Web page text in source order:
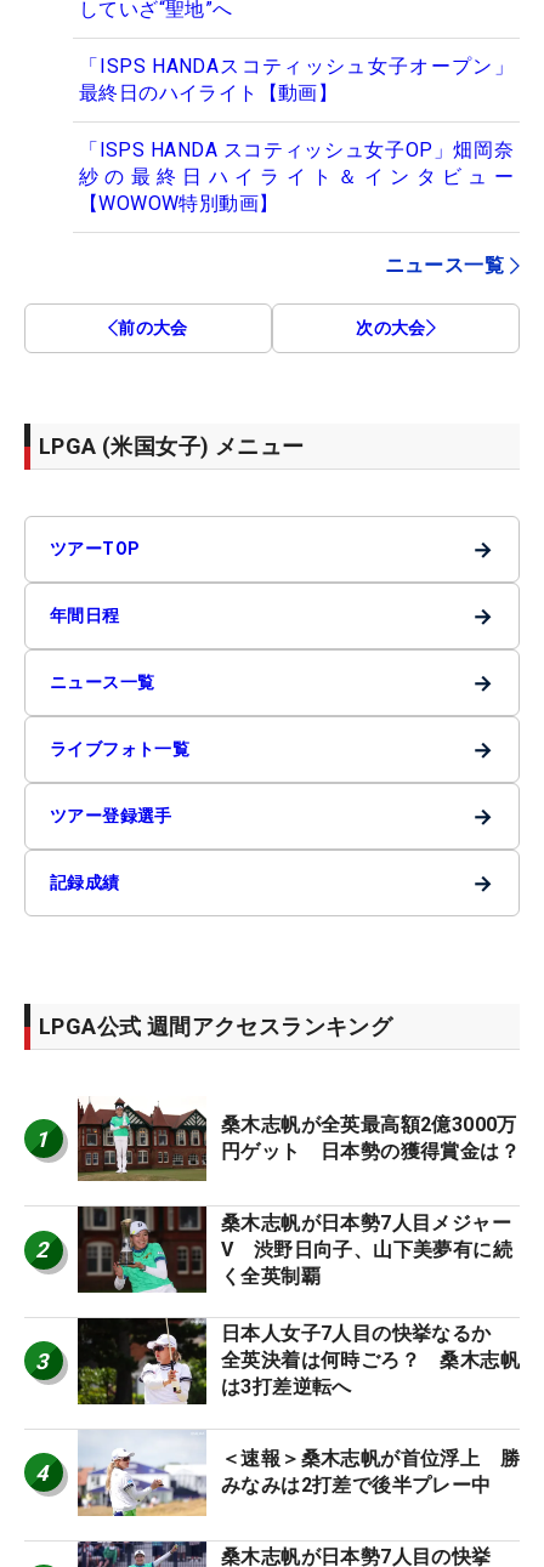
していざ“聖地”へ
「ISPS HANDAスコティッシュ女子オープン」
最終日のハイライト【動画】
「ISPS HANDA スコティッシュ女子OP」畑岡奈
紗の最終日ハイライト＆インタビュー
【WOWOW特別動画】
ニュース一覧
前の大会 次の大会
LPGA (米国女子) メニュー
ツアーTOP →
年間日程 →
ニュース一覧 →
ライブフォト一覧 →
ツアー登録選手 →
記録成績 →
LPGA公式 週間アクセスランキング
1
桑木志帆が全英最高額2億3000万
円ゲット 日本勢の獲得賞金は？
2
桑木志帆が日本勢7人目メジャー
V 渋野日向子、山下美夢有に続
く全英制覇
3
日本人女子7人目の快挙なるか
全英決着は何時ごろ？ 桑木志帆
は3打差逆転へ
4
＜速報＞桑木志帆が首位浮上 勝
みなみは2打差で後半プレー中
桑木志帆が日本勢7人目の快挙